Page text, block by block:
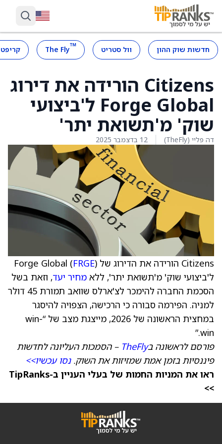
חדשות שוק ההון וול סטריט ™
The Fly
Citizens הורידה את דירוג
Forge Global ל'ביצועי
שוק' מ'תשואת יתר'
דה פליי (TheFly) 12 בדצמבר 2025
Citizens הורידה את הדירוג של Forge Global ( FRGE)
ל'ביצועי שוק' מ'תשואת יתר', ללא מחיר יעד, וזאת בשל
הסכמת החברה להימכר לצ'ארלס שוואב תמורת 45 דולר
למניה. הפירמה סבורה כי הרכישה, הצפויה להיסגר
במחצית הראשונה של 2026, מייצגת מצב של “win-
win.”
פורסם לראשונה בTheFly – הסמכות העליונה לחדשות
פיננסיות בזמן אמת שמזיזות את השוק.נסו עכשיו>>
ראו את המניות החמות של בעלי העניין ב-TipRanks
>>